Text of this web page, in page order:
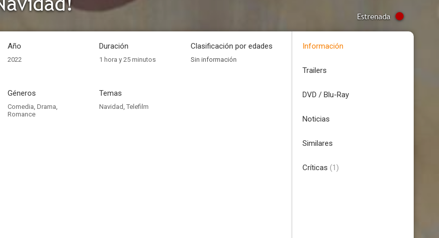
Estrenada
Año
2022
Duración
1 hora y 25 minutos
Clasificación por edades
Sin información
Géneros
Comedia, Drama,
Romance
Temas
Navidad, Telefilm
Información
Trailers
DVD / Blu-Ray
Noticias
Similares
Críticas (1)